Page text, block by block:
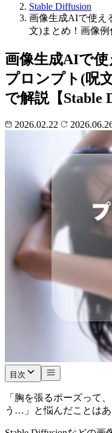
Stable Diffusion
画像生成AIで使え
文)まとめ！画像例
画像生成AIで
プロンプト(呪
で解説【Stable
2026.02.22
目次
「胸を張るポーズって
う…」と悩んだことはあ